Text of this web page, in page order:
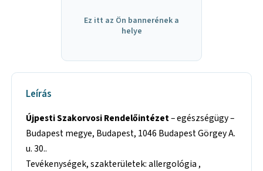
Ez itt az Ön bannerének a
helye
Leírás
Újpesti Szakorvosi Rendelőintézet– egészségügy –
Budapest megye, Budapest, 1046 Budapest Görgey A.
u. 30..
Tevékenységek, szakterületek: allergológia ,